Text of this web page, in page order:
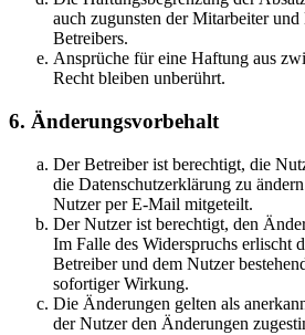
auch zugunsten der Mitarbeiter
Betreibers.
Ansprüche für eine Haftung aus
Recht bleiben unberührt.
6. Änderungsvorbehalt
Der Betreiber ist berechtigt, die
die Datenschutzerklärung zu
Nutzer per E-Mail mitgeteilt.
Der Nutzer ist berechtigt, den
Im Falle des Widerspruchs erlischt
Betreiber und dem Nutzer
sofortiger Wirkung.
Die Änderungen gelten als
der Nutzer den Änderungen